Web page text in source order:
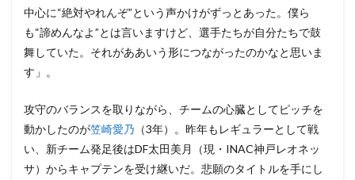
中心に“絶対やれんぞ”という声かけがずっとあった。僕ら
も“諦めんなよ”とは言いますけど、選手たちが自分たちで鼓
舞していた。それがああいう形につながったのかなと思いま
す」。
攻守のバランスを取りながら、チームの心臓としてピッチを
動かしたのが笠崎愛乃 （3年）。昨年もレギュラーとして戦
い、新チーム発足後はDF太田美月（現・INAC神戸レオネッ
サ）からキャプテンを受け継いだ。悲願のタイトルを手にし